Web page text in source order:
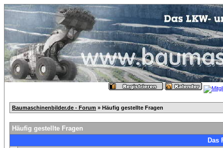
Baumaschinenbilder.de - Forum » Häufig gestellte Fragen
Häufig gestellte Fragen
Das